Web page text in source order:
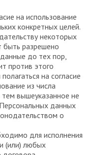
на использование
конкретных целей.
некоторых
разрешено
до тех пор,
против этого
на согласие
из числа
вышеуказанное не
данных
о
для исполнения
(или) любых